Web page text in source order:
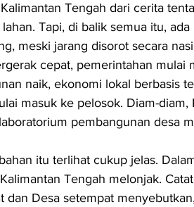
Tengah dari cerita
Tapi, di balik semua itu,
meski jarang disorot secara
cepat, pemerintahan mulai
naik, ekonomi lokal berbasis
masuk ke pelosok. Diam-
pembangunan desa
itu terlihat cukup jelas.
Tengah melonjak.
dan Desa setempat